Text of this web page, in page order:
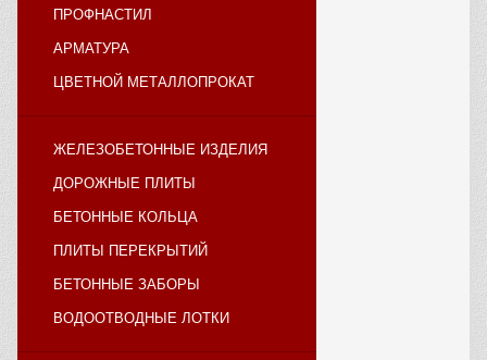
ПРОФНАСТИЛ
АРМАТУРА
ЦВЕТНОЙ МЕТАЛЛОПРОКАТ
ЖЕЛЕЗОБЕТОННЫЕ ИЗДЕЛИЯ
ДОРОЖНЫЕ ПЛИТЫ
БЕТОННЫЕ КОЛЬЦА
ПЛИТЫ ПЕРЕКРЫТИЙ
БЕТОННЫЕ ЗАБОРЫ
ВОДООТВОДНЫЕ ЛОТКИ